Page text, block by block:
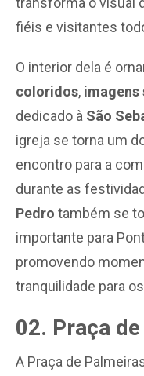
fiéis e visitantes
O interior dela é
coloridos, imagens
dedicado à São
igreja se torna um
encontro para a
durante as
Pedro também se
importante para
promovendo
tranquilidade para
02. Praça
A Praça de